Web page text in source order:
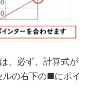
、必ず、計算式が
ルの右下の■にポイ